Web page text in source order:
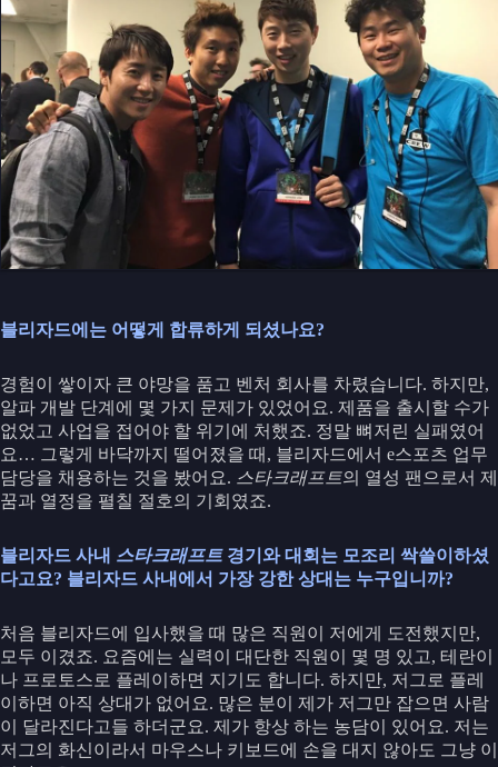
블리자드에는 어떻게 합류하게 되셨나요?
경험이 쌓이자 큰 야망을 품고 벤처 회사를 차렸습니다. 하지만,
알파 개발 단계에 몇 가지 문제가 있었어요. 제품을 출시할 수가
없었고 사업을 접어야 할 위기에 처했죠. 정말 뼈저린 실패였어
요… 그렇게 바닥까지 떨어졌을 때, 블리자드에서 e스포츠 업무
담당을 채용하는 것을 봤어요. 스타크래프트의 열성 팬으로서 제
꿈과 열정을 펼칠 절호의 기회였죠.
블리자드 사내 스타크래프트경기와 대회는 모조리 싹쓸이하셨
다고요? 블리자드 사내에서 가장 강한 상대는 누구입니까?
처음 블리자드에 입사했을 때 많은 직원이 저에게 도전했지만,
모두 이겼죠. 요즘에는 실력이 대단한 직원이 몇 명 있고, 테란이
나 프로토스로 플레이하면 지기도 합니다. 하지만, 저그로 플레
이하면 아직 상대가 없어요. 많은 분이 제가 저그만 잡으면 사람
이 달라진다고들 하더군요. 제가 항상 하는 농담이 있어요. 저는
저그의 화신이라서 마우스나 키보드에 손을 대지 않아도 그냥 이